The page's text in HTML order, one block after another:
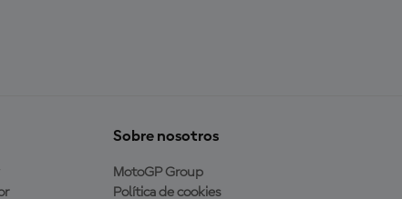
Sobre nosotros
MotoGP Group
Política de cookies